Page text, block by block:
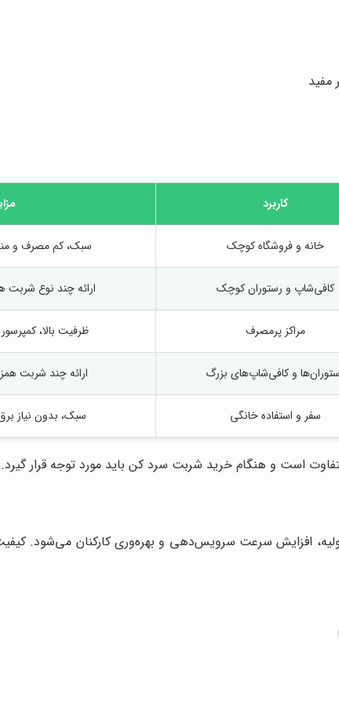
مفید
کاربرد
خانه و فروشگاه کوچک سبک، کم مصرف و
کافی‌شاپ و رستوران کوچک ارائه چند نوع شربت
مراکز پرمصرف ظرفیت بالا،
و کافی‌شاپ‌های بزرگ ارائه چند شربت
سفر و استفاده خانگی سبک، بدون نیاز
است و هنگام خرید شربت سرد کن باید مورد توجه قرار گیرد.
افزایش سرعت سرویس‌دهی و بهره‌وری کارکنان می‌شود.